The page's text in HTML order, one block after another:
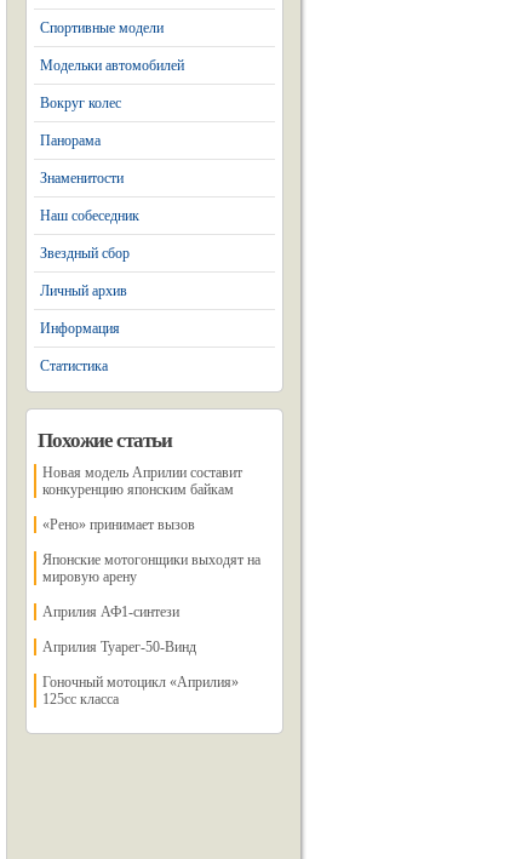
Спортивные модели
Модельки автомобилей
Вокруг колес
Панорама
Знаменитости
Наш собеседник
Звездный сбор
Личный архив
Информация
Статистика
Похожие статьи
Новая модель Априлии составит
конкуренцию японским байкам
«Рено» принимает вызов
Японские мотогонщики выходят на
мировую арену
Априлия АФ1-синтези
Априлия Туарег-50-Винд
Гоночный мотоцикл «Априлия»
125сс класса